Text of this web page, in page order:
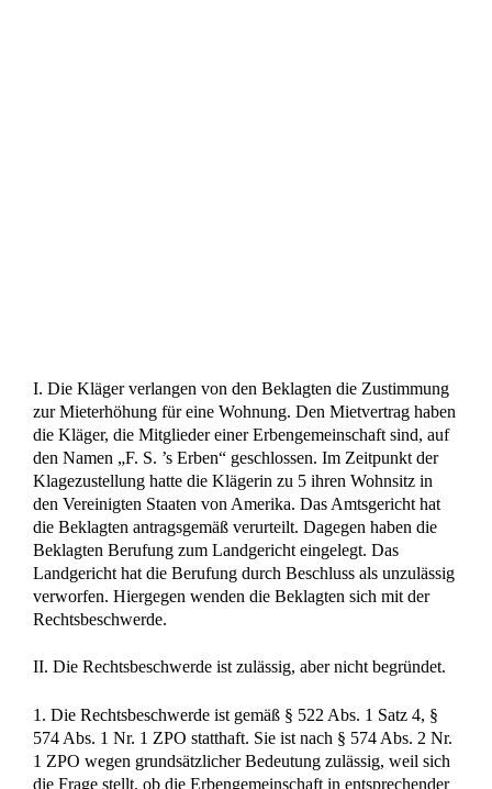
I. Die Kläger verlangen von den Beklagten die Zustimmung
zur Mieterhöhung für eine Wohnung. Den Mietvertrag haben
die Kläger, die Mitglieder einer Erbengemeinschaft sind, auf
den Namen „F. S. ’s Erben“ geschlossen. Im Zeitpunkt der
Klagezustellung hatte die Klägerin zu 5 ihren Wohnsitz in
den Vereinigten Staaten von Amerika. Das Amtsgericht hat
die Beklagten antragsgemäß verurteilt. Dagegen haben die
Beklagten Berufung zum Landgericht eingelegt. Das
Landgericht hat die Berufung durch Beschluss als unzulässig
verworfen. Hiergegen wenden die Beklagten sich mit der
Rechtsbeschwerde.
II. Die Rechtsbeschwerde ist zulässig, aber nicht begründet.
1. Die Rechtsbeschwerde ist gemäß § 522 Abs. 1 Satz 4, §
574 Abs. 1 Nr. 1 ZPO statthaft. Sie ist nach § 574 Abs. 2 Nr.
1 ZPO wegen grundsätzlicher Bedeutung zulässig, weil sich
die Frage stellt, ob die Erbengemeinschaft in entsprechender